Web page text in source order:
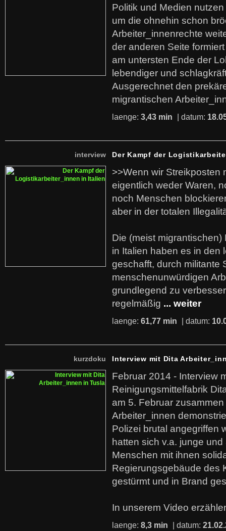
Politik und Medien
um die ohnehin schon
Arbeiter_innenrechte
der anderen Seite
am untersten Ende der
lebendiger und
Ausgerechnet den
migrantischen
laenge: 3,43 min | datum:
interview Der Kampf der
>>Wenn wir Streikposten
eigentlich weder Waren,
noch Menschen
aber in der totalen
Die (meist
in Italien haben es in den
geschafft, durch militante
menschenunwürdigen
grundlegend zu
regelmäßig ... weiter
laenge: 61,77 min | datum:
kurzdoku Interview mit Dita
Februar 2014 - Interview
Reinigungsmittelfabrik
am 5. Februar
Arbeiter_innen
Polizei brutal angegriffen
hatten sich v.a. junge
Menschen mit ihnen
Regierungsgebäude des
gestürmt und in Brand
In unserem Video
laenge: 8,3 min | datum: